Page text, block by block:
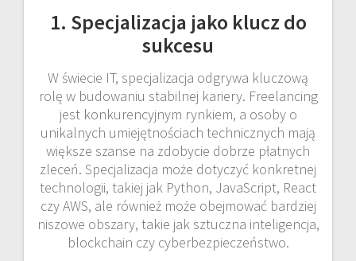
1. Specjalizacja jako klucz do
sukcesu
W świecie IT, specjalizacja odgrywa kluczową
rolę w budowaniu stabilnej kariery. Freelancing
jest konkurencyjnym rynkiem, a osoby o
unikalnych umiejętnościach technicznych mają
większe szanse na zdobycie dobrze płatnych
zleceń. Specjalizacja może dotyczyć konkretnej
technologii, takiej jak Python, JavaScript, React
czy AWS, ale również może obejmować bardziej
niszowe obszary, takie jak sztuczna inteligencja,
blockchain czy cyberbezpieczeństwo.